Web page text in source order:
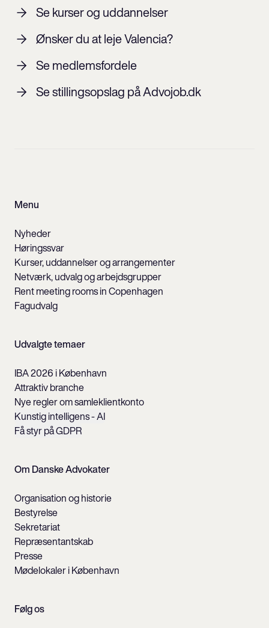
Se kurser og uddannelser
Ønsker du at leje Valencia?
Se medlemsfordele
Se stillingsopslag på Advojob.dk
Menu
Nyheder
Høringssvar
Kurser, uddannelser og arrangementer
Netværk, udvalg og arbejdsgrupper
Rent meeting rooms in Copenhagen
Fagudvalg
Udvalgte temaer
IBA 2026 i København
Attraktiv branche
Nye regler om samleklientkonto
Kunstig intelligens - AI
Få styr på GDPR
Om Danske Advokater
Organisation og historie
Bestyrelse
Sekretariat
Repræsentantskab
Presse
Mødelokaler i København
Følg os